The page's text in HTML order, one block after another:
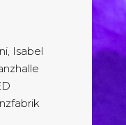
Isabel